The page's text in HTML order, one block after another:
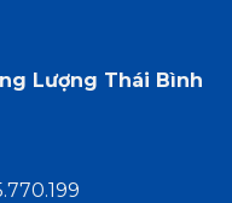
Lượng Thái Bình